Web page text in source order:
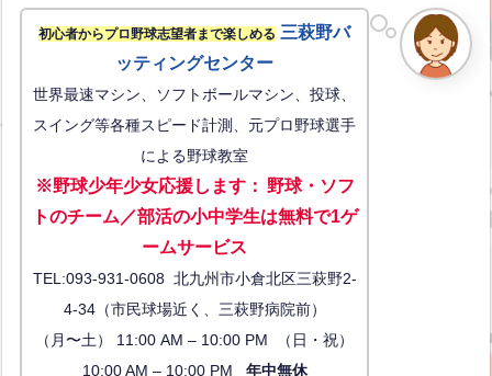
初心者からプロ野球志望者まで楽しめる 三萩野バ
ッティングセンター
世界最速マシン、ソフトボールマシン、投球、
スイング等各種スピード計測、元プロ野球選手
による野球教室
※野球少年少女応援します： 野球・ソフ
トのチーム／部活の小中学生は無料で1ゲ
ームサービス
TEL:093-931-0608 北九州市小倉北区三萩野2-
4-34（市民球場近く、三萩野病院前）
（月〜土） 11:00 AM – 10:00 PM （日・祝）
10:00 AM – 10:00 PM 年中無休